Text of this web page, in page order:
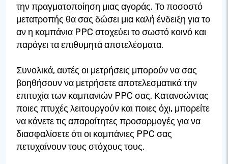
την πραγματοποίηση μιας αγοράς. Το ποσοστό
μετατροπής θα σας δώσει μια καλή ένδειξη για το
αν η καμπάνια PPC στοχεύει το σωστό κοινό και
παράγει τα επιθυμητά αποτελέσματα.
Συνολικά, αυτές οι μετρήσεις μπορούν να σας
βοηθήσουν να μετρήσετε αποτελεσματικά την
επιτυχία των καμπανιών PPC σας. Κατανοώντας
ποιες πτυχές λειτουργούν και ποιες όχι, μπορείτε
να κάνετε τις απαραίτητες προσαρμογές για να
διασφαλίσετε ότι οι καμπάνιες PPC σας
πετυχαίνουν τους στόχους τους.